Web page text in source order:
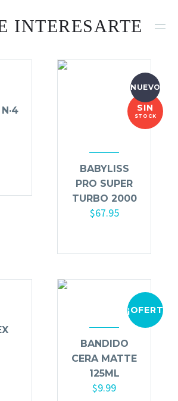
INTERESARTE
NUEVO
SIN
STOCK
BABYLISS
PRO SUPER
TURBO 2000
$67.95
¡OFERTA!
BANDIDO
CERA MATTE
125ML
$9.99